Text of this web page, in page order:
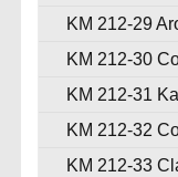
KM 212-29
KM 212-30
KM 212-31
KM 212-32
KM 212-33